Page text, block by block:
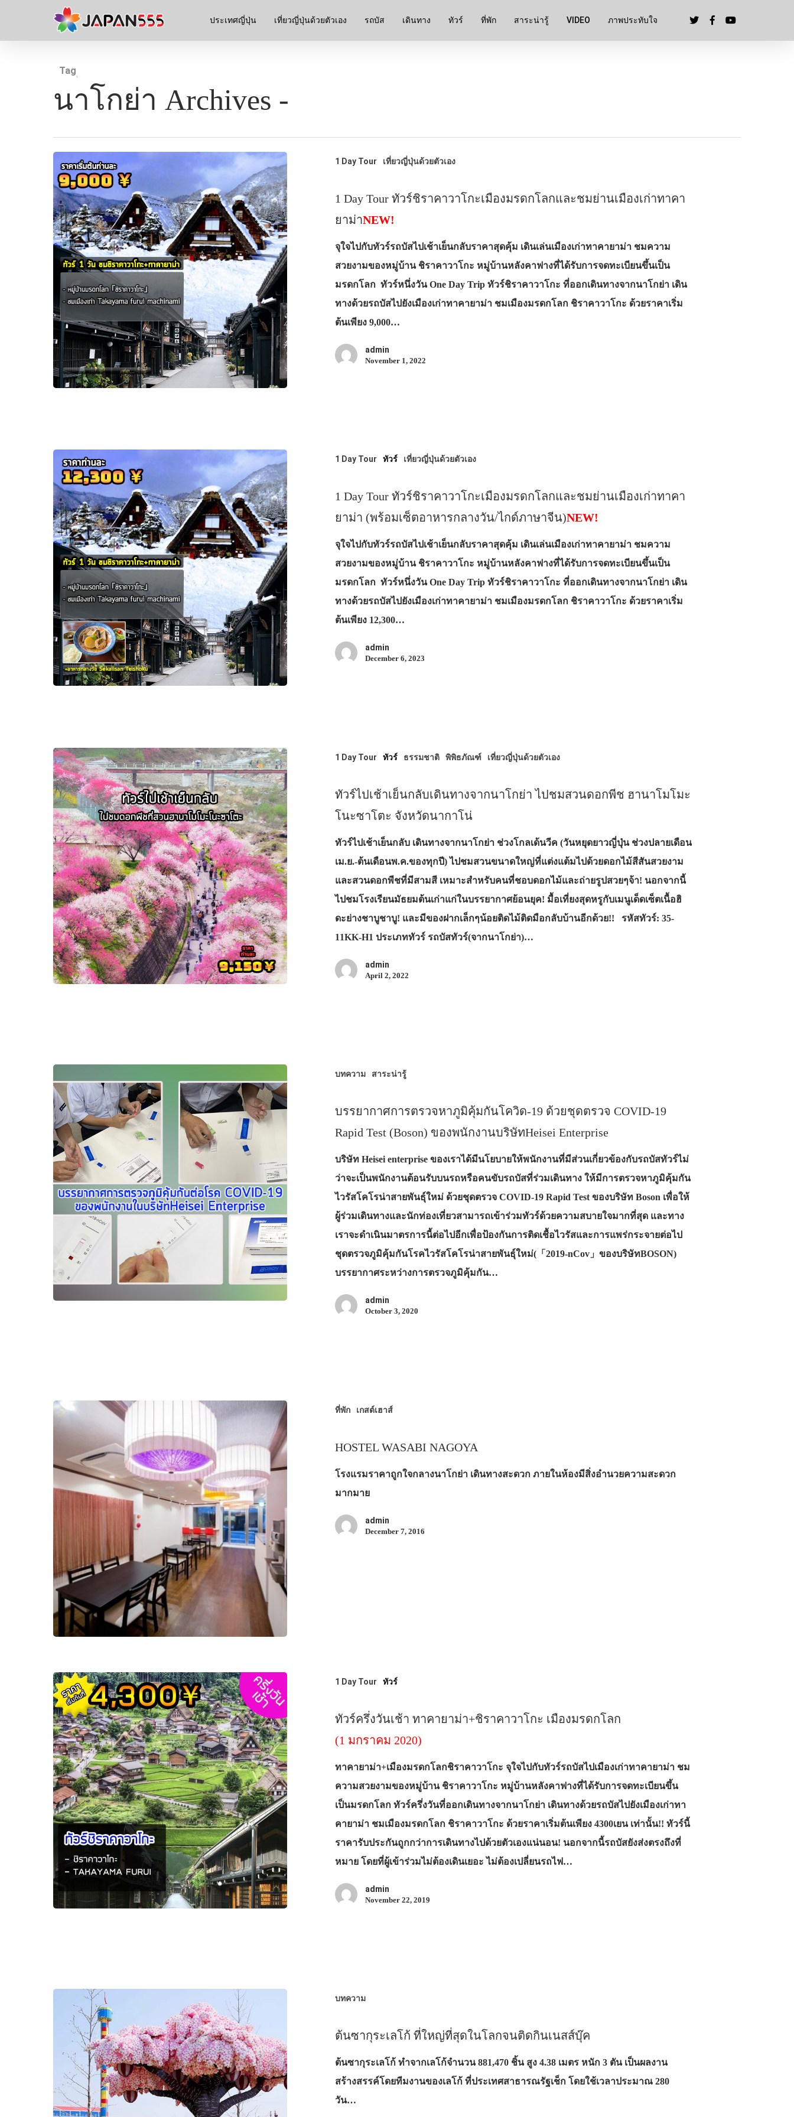
ประเทศญี่ปุ่น เที่ยวญี่ปุ่นด้วยตัวเอง รถบัส เดินทาง ทัวร์ ที่พัก สาระน่ารู้ VIDEO ภาพประทับใจ
Tag
นาโกย่า Archives -
1 Day Tour เที่ยวญี่ปุ่นด้วยตัวเอง
1 Day Tour ทัวร์ชิราคาวาโกะเมืองมรดกโลกและชมย่านเมืองเก่าทาคา
ยาม่าNEW!
จุใจไปกับทัวร์รถบัสไปเช้าเย็นกลับราคาสุดคุ้ม เดินเล่นเมืองเก่าทาคายาม่า ชมความ
สวยงามของหมู่บ้าน ชิราคาวาโกะ หมู่บ้านหลังคาฟางที่ได้รับการจดทะเบียนขึ้นเป็น
มรดกโลก ทัวร์หนึ่งวัน One Day Trip ทัวร์ชิราคาวาโกะ ที่ออกเดินทางจากนาโกย่า เดิน
ทางด้วยรถบัสไปยังเมืองเก่าทาคายาม่า ชมเมืองมรดกโลก ชิราคาวาโกะ ด้วยราคาเริ่ม
ต้นเพียง 9,000…
admin
November 1, 2022
1 Day Tour ทัวร์ เที่ยวญี่ปุ่นด้วยตัวเอง
1 Day Tour ทัวร์ชิราคาวาโกะเมืองมรดกโลกและชมย่านเมืองเก่าทาคา
ยาม่า (พร้อมเซ็ตอาหารกลางวัน/ไกด์ภาษาจีน)NEW!
จุใจไปกับทัวร์รถบัสไปเช้าเย็นกลับราคาสุดคุ้ม เดินเล่นเมืองเก่าทาคายาม่า ชมความ
สวยงามของหมู่บ้าน ชิราคาวาโกะ หมู่บ้านหลังคาฟางที่ได้รับการจดทะเบียนขึ้นเป็น
มรดกโลก ทัวร์หนึ่งวัน One Day Trip ทัวร์ชิราคาวาโกะ ที่ออกเดินทางจากนาโกย่า เดิน
ทางด้วยรถบัสไปยังเมืองเก่าทาคายาม่า ชมเมืองมรดกโลก ชิราคาวาโกะ ด้วยราคาเริ่ม
ต้นเพียง 12,300…
admin
December 6, 2023
1 Day Tour ทัวร์ ธรรมชาติ พิพิธภัณฑ์ เที่ยวญี่ปุ่นด้วยตัวเอง
ทัวร์ไปเช้าเย็นกลับเดินทางจากนาโกย่า ไปชมสวนดอกพีช ฮานาโมโมะ
โนะซาโตะ จังหวัดนากาโน่
ทัวร์ไปเช้าเย็นกลับ เดินทางจากนาโกย่า ช่วงโกลเด้นวีค (วันหยุดยาวญี่ปุ่น ช่วงปลายเดือน
เม.ย.-ต้นเดือนพ.ค.ของทุกปี) ไปชมสวนขนาดใหญ่ที่แต่งแต้มไปด้วยดอกไม้สีสันสวยงาม
และสวนดอกพีชที่มีสามสี เหมาะสำหรับคนที่ชอบดอกไม้และถ่ายรูปสวยๆจ้า! นอกจากนี้
ไปชมโรงเรียนมัธยมต้นเก่าแก่ในบรรยากาศย้อนยุค! มื้อเที่ยงสุดหรูกับเมนูเด็ดเซ็ตเนื้อฮิ
ดะย่างชาบูชาบู! และมีของฝากเล็กๆน้อยติดไม้ติดมือกลับบ้านอีกด้วย!! รหัสทัวร์: 35-
11KK-H1 ประเภททัวร์ รถบัสทัวร์(จากนาโกย่า)…
admin
April 2, 2022
บทความ สาระน่ารู้
บรรยากาศการตรวจหาภูมิคุ้มกันโควิด-19 ด้วยชุดตรวจ COVID-19
Rapid Test (Boson) ของพนักงานบริษัทHeisei Enterprise
บริษัท Heisei enterprise ของเราได้มีนโยบายให้พนักงานที่มีส่วนเกี่ยวข้องกับรถบัสทัวร์ไม่
ว่าจะเป็นพนักงานต้อนรับบนรถหรือคนขับรถบัสที่ร่วมเดินทาง ให้มีการตรวจหาภูมิคุ้มกัน
ไวรัสโคโรน่าสายพันธุ์ใหม่ ด้วยชุดตรวจ COVID-19 Rapid Test ของบริษัท Boson เพื่อให้
ผู้ร่วมเดินทางและนักท่องเที่ยวสามารถเข้าร่วมทัวร์ด้วยความสบายใจมากที่สุด และทาง
เราจะดำเนินมาตรการนี้ต่อไปอีกเพื่อป้องกันการติดเชื้อไวรัสและการแพร่กระจายต่อไป
ชุดตรวจภูมิคุ้มกันโรคไวรัสโคโรน่าสายพันธุ์ใหม่(「2019-nCov」ของบริษัทBOSON)
บรรยากาศระหว่างการตรวจภูมิคุ้มกัน…
admin
October 3, 2020
ที่พัก เกสต์เฮาส์
HOSTEL WASABI NAGOYA
โรงแรมราคาถูกใจกลางนาโกย่า เดินทางสะดวก ภายในห้องมีสิ่งอำนวยความสะดวก
มากมาย
admin
December 7, 2016
1 Day Tour ทัวร์
ทัวร์ครึ่งวันเช้า ทาคายาม่า+ชิราคาวาโกะ เมืองมรดกโลก
(1 มกราคม 2020)
ทาคายาม่า+เมืองมรดกโลกชิราคาวาโกะ จุใจไปกับทัวร์รถบัสไปเมืองเก่าทาคายาม่า ชม
ความสวยงามของหมู่บ้าน ชิราคาวาโกะ หมู่บ้านหลังคาฟางที่ได้รับการจดทะเบียนขึ้น
เป็นมรดกโลก ทัวร์ครึ่งวันที่ออกเดินทางจากนาโกย่า เดินทางด้วยรถบัสไปยังเมืองเก่าทา
คายาม่า ชมเมืองมรดกโลก ชิราคาวาโกะ ด้วยราคาเริ่มต้นเพียง 4300เยน เท่านั้น!! ทัวร์นี้
ราคารับประกันถูกกว่าการเดินทางไปด้วยตัวเองแน่นอน! นอกจากนี้รถบัสยังส่งตรงถึงที่
หมาย โดยที่ผู้เข้าร่วมไม่ต้องเดินเยอะ ไม่ต้องเปลี่ยนรถไฟ…
admin
November 22, 2019
บทความ
ต้นซากุระเลโก้ ที่ใหญ่ที่สุดในโลกจนติดกินเนสส์บุ๊ค
ต้นซากุระเลโก้ ทำจากเลโก้จำนวน 881,470 ชิ้น สูง 4.38 เมตร หนัก 3 ตัน เป็นผลงาน
สร้างสรรค์โดยทีมงานของเลโก้ ที่ประเทศสาธารณรัฐเช็ก โดยใช้เวลาประมาณ 280
วัน…